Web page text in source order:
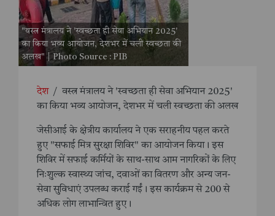
"वस्त्र मंत्रालय ने 'स्वच्छता ही सेवा अभियान 2025'
का किया भव्य आयोजन, देशभर में चली स्वच्छता की
अलख" | Photo Source : PIB
देश / वस्त्र मंत्रालय ने 'स्वच्छता ही सेवा अभियान 2025'
का किया भव्य आयोजन, देशभर में चली स्वच्छता की अलख
जेसीआई के क्षेत्रीय कार्यालय ने एक सराहनीय पहल करते
हुए "सफाई मित्र सुरक्षा शिविर" का आयोजन किया। इस
शिविर में सफाई कर्मियों के साथ-साथ आम नागरिकों के लिए
निःशुल्क स्वास्थ्य जांच, दवाओं का वितरण और अन्य जन-
सेवा सुविधाएं उपलब्ध कराई गईं। इस कार्यक्रम से 200 से
अधिक लोग लाभान्वित हुए।